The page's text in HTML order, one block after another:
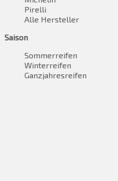
Pirelli
Alle Hersteller
Saison
Sommerreifen
Winterreifen
Ganzjahresreifen